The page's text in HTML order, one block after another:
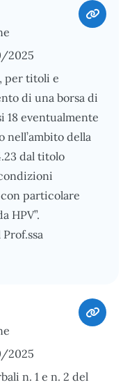
2025
per titoli e
di una borsa di
18 eventualmente
nell’ambito della
dal titolo
particolare
HPV”.
2025
n. 1 e n. 2 del